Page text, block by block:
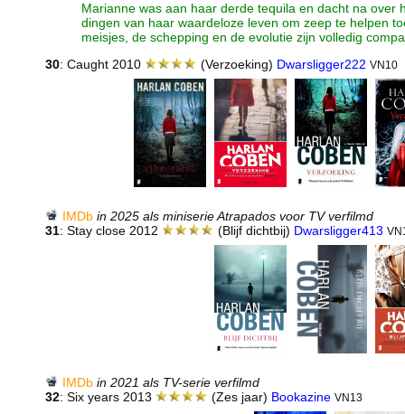
Marianne was aan haar derde tequila en dacht na over
dingen van haar waardeloze leven om zeep te helpen
meisjes, de schepping en de evolutie zijn volledig
30: Caught 2010 (Verzoeking) Dwarsligger222 VN10
IMDb in 2025 als miniserie Atrapados voor TV verfilmd
31: Stay close 2012 (Blijf dichtbij) Dwarsligger413
IMDb in 2021 als TV-serie verfilmd
32: Six years 2013 (Zes jaar) Bookazine VN13